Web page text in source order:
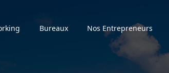
Bureaux Nos Entrepreneurs